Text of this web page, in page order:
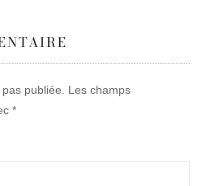
publiée.
Les champs
*